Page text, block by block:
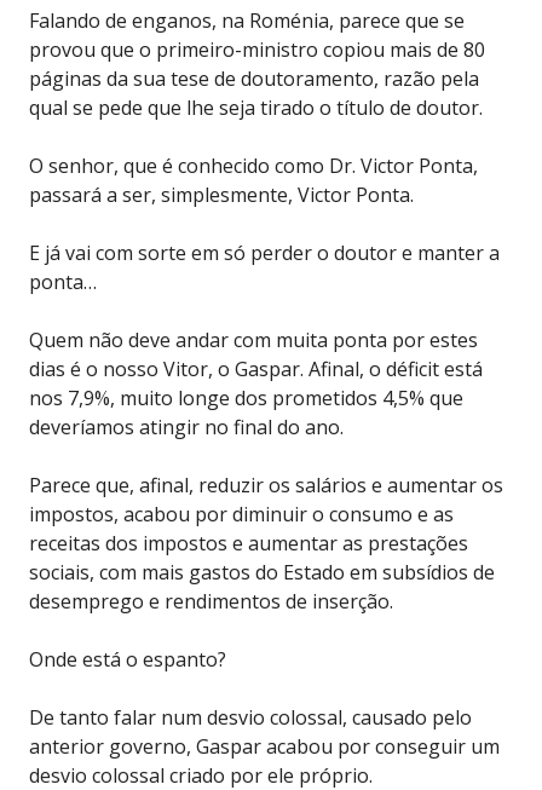
Falando de enganos, na Roménia, parece que se
provou que o primeiro-ministro copiou mais de 80
páginas da sua tese de doutoramento, razão pela
qual se pede que lhe seja tirado o título de doutor.
O senhor, que é conhecido como Dr. Victor Ponta,
passará a ser, simplesmente, Victor Ponta.
E já vai com sorte em só perder o doutor e manter a
ponta…
Quem não deve andar com muita ponta por estes
dias é o nosso Vitor, o Gaspar. Afinal, o déficit está
nos 7,9%, muito longe dos prometidos 4,5% que
deveríamos atingir no final do ano.
Parece que, afinal, reduzir os salários e aumentar os
impostos, acabou por diminuir o consumo e as
receitas dos impostos e aumentar as prestações
sociais, com mais gastos do Estado em subsídios de
desemprego e rendimentos de inserção.
Onde está o espanto?
De tanto falar num desvio colossal, causado pelo
anterior governo, Gaspar acabou por conseguir um
desvio colossal criado por ele próprio.